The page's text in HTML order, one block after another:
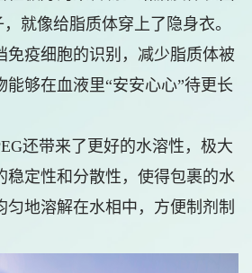
就像给脂质体穿上了隐身衣。
免疫细胞的识别，减少脂质体被
能够在血液里“安安心心”待更长
还带来了更好的水溶性，极大
稳定性和分散性，使得包裹的水
匀地溶解在水相中，方便制剂制